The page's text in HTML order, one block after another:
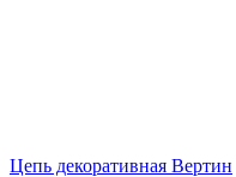
Цепь декоративная Вертин